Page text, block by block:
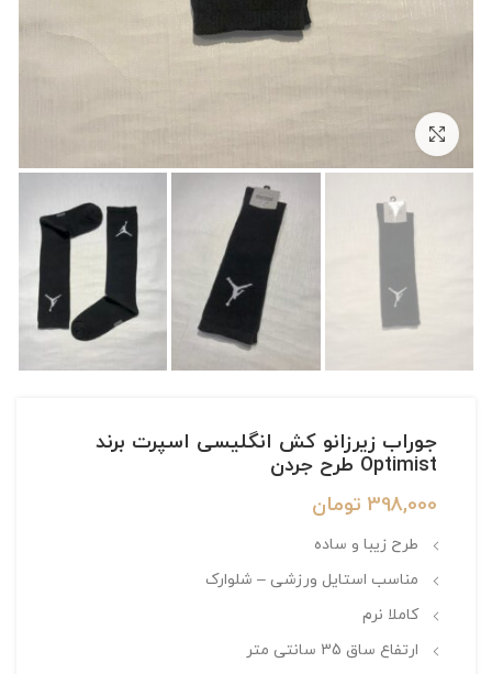
بزرگنمایی تصویر
جوراب زیرزانو کش انگلیسی اسپرت برند
Optimist طرح جردن
398,000 تومان
طرح زیبا و ساده
مناسب استایل ورزشی – شلوارک
کاملا نرم
ارتفاع ساق 35 سانتی متر